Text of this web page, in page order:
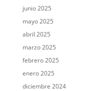
junio 2025
mayo 2025
abril 2025
marzo 2025
febrero 2025
enero 2025
diciembre 2024